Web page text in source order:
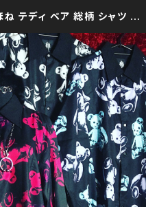
ね テディ ベア 総柄 シャツ qt
セックス ビッグシルエット オ
サイズ ロングアーム ドロップ
ダー モノトーン ブラックコーデ
デ モード 系 ゴス ゴシック ゴ
パンク ロック Ｖ 系 韓国ファッ
トリート系 原宿 個性的 dru
hon
clothingstore QLOAK -ク
ローク-